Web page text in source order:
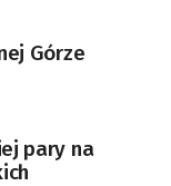
Górze
pary na